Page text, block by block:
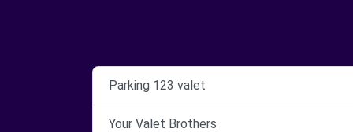
Parking 123 valet
Your Valet Brothers